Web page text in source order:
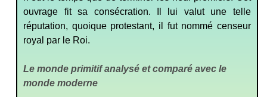
ouvrage fit sa consécration. Il lui valut une telle
réputation, quoique protestant, il fut nommé censeur
royal par le Roi.
Le monde primitif analysé et comparé avec le
monde moderne